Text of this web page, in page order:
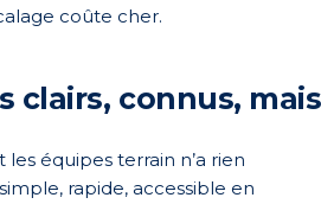
coûte cher.
clairs, connus,
équipes terrain n’a rien
rapide, accessible en